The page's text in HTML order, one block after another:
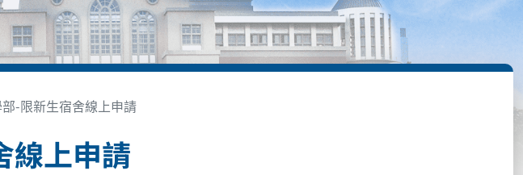
-限新生宿舍線上申請
線上申請